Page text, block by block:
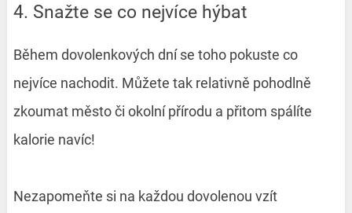
4. Snažte se co nejvíce hýbat
Během dovolenkových dní se toho pokuste co
nejvíce nachodit. Můžete tak relativně pohodlně
zkoumat město či okolní přírodu a přitom spálíte
kalorie navíc!
Nezapomeňte si na každou dovolenou vzít